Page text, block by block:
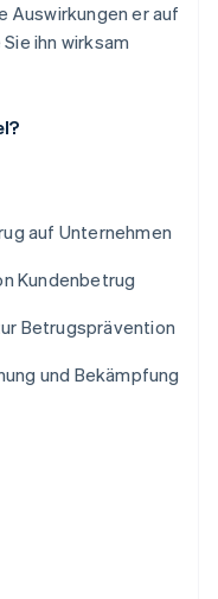
Auswirkungen er auf
ihn wirksam
auf Unternehmen
Kundenbetrug
Betrugsprävention
und Bekämpfung